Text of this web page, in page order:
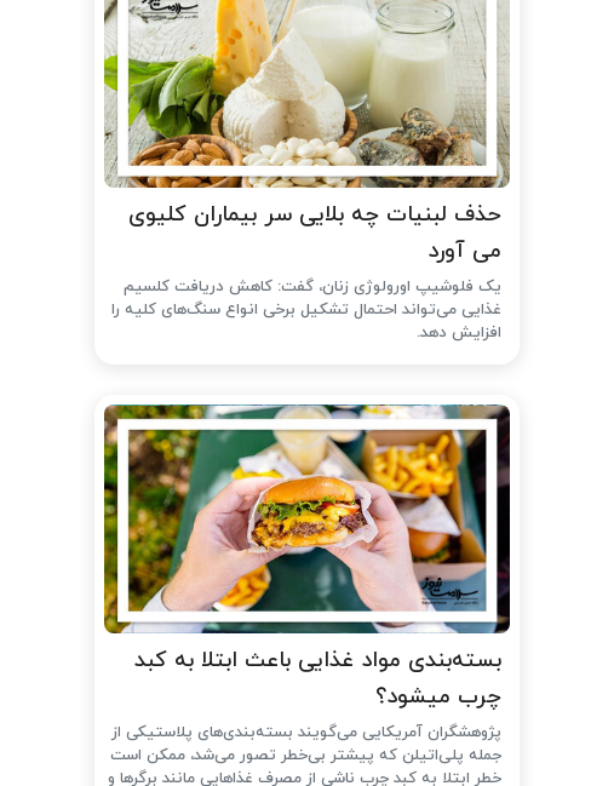
حذف لبنیات چه بلایی سر بیماران کلیوی
می آورد
یک فلوشیپ اورولوژی زنان، گفت: کاهش دریافت کلسیم
غذایی می‌تواند احتمال تشکیل برخی انواع سنگ‌های کلیه را
افزایش دهد.
بسته‌بندی مواد غذایی باعث ابتلا به کبد
چرب میشود؟
پژوهشگران آمریکایی می‌گویند بسته‌بندی‌های پلاستیکی از
جمله پلی‌اتیلن که پیشتر بی‌خطر تصور می‌شد، ممکن است
خطر ابتلا به کبد چرب ناشی از مصرف غذاهایی مانند برگرها و